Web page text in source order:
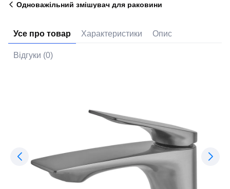
Одноважільний змішувач для раковини
Усе про товар Характеристики Опис
Відгуки (0)